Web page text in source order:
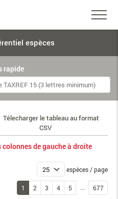
espèces
rapide
Télecharger le tableau au format
CSV
de gauche à droite
espèces / page
1 2 3 4 5 ... 677